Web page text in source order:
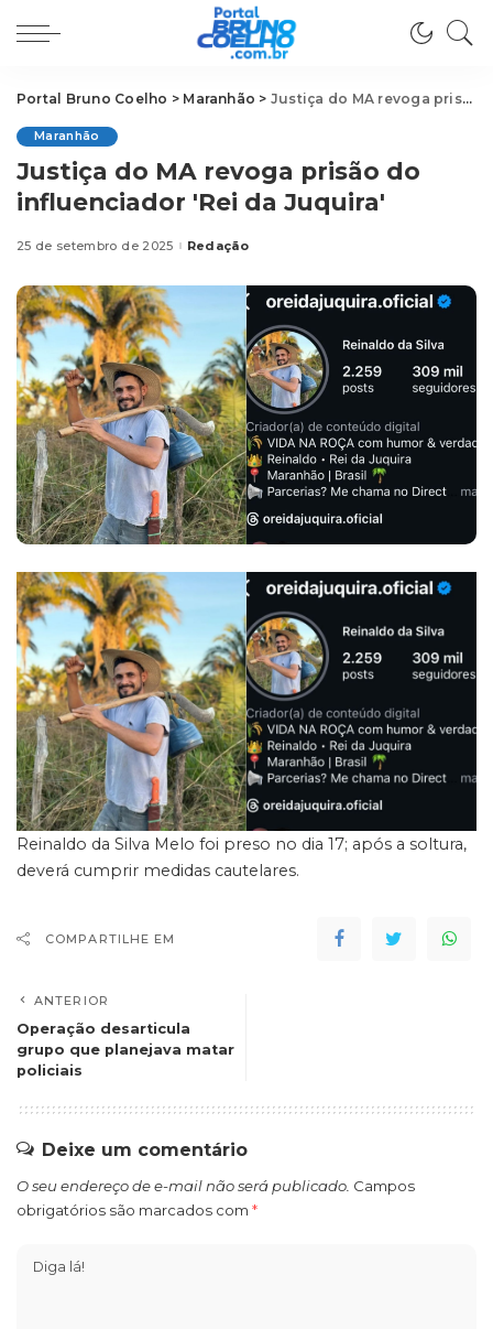
Portal Bruno Coelho > Maranhão > Justiça do MA revoga prisão do influenciador 'Rei da Juquira'
Maranhão
Justiça do MA revoga prisão do
influenciador 'Rei da Juquira'
25 de setembro de 2025Posted
Redação
Reinaldo da Silva Melo foi preso no dia 17; após a soltura,
deverá cumprir medidas cautelares.
COMPARTILHE EM
ANTERIOR
Operação desarticula
grupo que planejava matar
policiais
Deixe um comentário
O seu endereço de e-mail não será publicado. Campos
obrigatórios são marcados com *